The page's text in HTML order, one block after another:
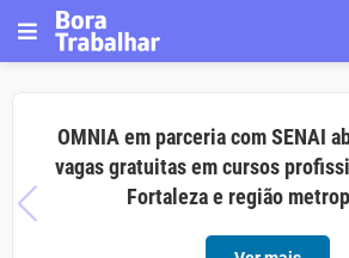
OMNIA em parceria com SENAI
vagas gratuitas em cursos
Fortaleza e região